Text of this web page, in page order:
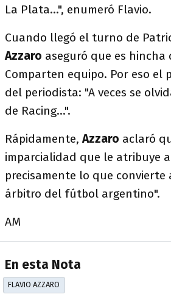
La Plata...", enumeró Flavio.
Cuando llegó el turno de
Azzaro aseguró que es hincha
Comparten equipo. Por eso el
del periodista: "A veces se
de Racing...".
Rápidamente,Azzaro aclaró
imparcialidad que le atribuye
precisamente lo que convierte
árbitro del fútbol argentino".
AM
En esta Nota
FLAVIO AZZARO